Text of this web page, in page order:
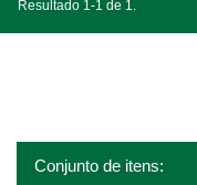
Resultado 1-1 de 1.
Conjunto de itens: